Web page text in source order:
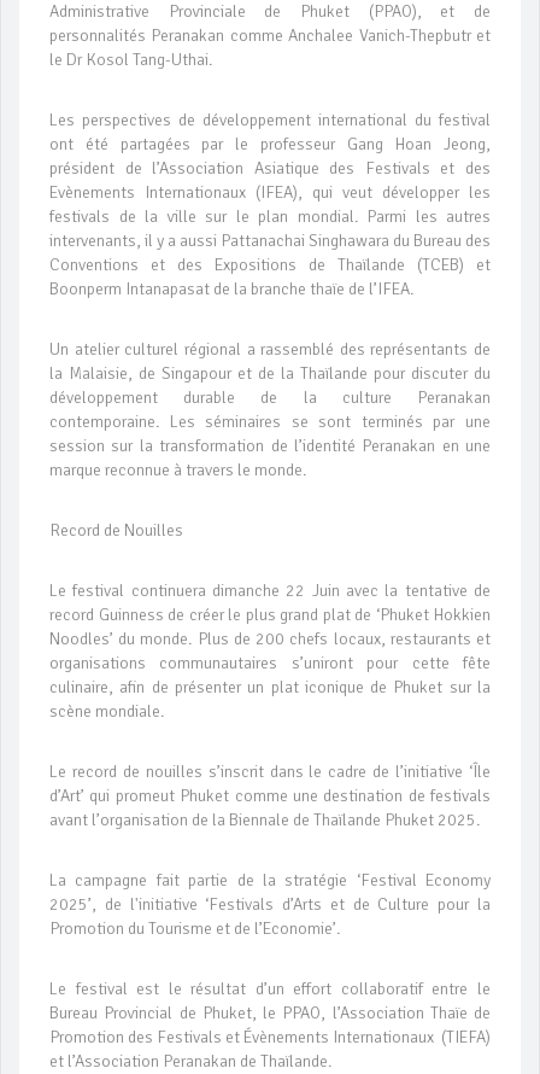
Administrative Provinciale de Phuket (PPAO), et de
personnalités Peranakan comme Anchalee Vanich-Thepbutr et
le Dr Kosol Tang-Uthai.
Les perspectives de développement international du festival
ont été partagées par le professeur Gang Hoan Jeong,
président de l’Association Asiatique des Festivals et des
Evènements Internationaux (IFEA), qui veut développer les
festivals de la ville sur le plan mondial. Parmi les autres
intervenants, il y a aussi Pattanachai Singhawara du Bureau des
Conventions et des Expositions de Thaïlande (TCEB) et
Boonperm Intanapasat de la branche thaïe de l’IFEA.
Un atelier culturel régional a rassemblé des représentants de
la Malaisie, de Singapour et de la Thaïlande pour discuter du
développement durable de la culture Peranakan
contemporaine. Les séminaires se sont terminés par une
session sur la transformation de l’identité Peranakan en une
marque reconnue à travers le monde.
Record de Nouilles
Le festival continuera dimanche 22 Juin avec la tentative de
record Guinness de créer le plus grand plat de ‘Phuket Hokkien
Noodles’ du monde. Plus de 200 chefs locaux, restaurants et
organisations communautaires s’uniront pour cette fête
culinaire, afin de présenter un plat iconique de Phuket sur la
scène mondiale.
Le record de nouilles s’inscrit dans le cadre de l’initiative ‘Île
d’Art’ qui promeut Phuket comme une destination de festivals
avant l’organisation de la Biennale de Thaïlande Phuket 2025.
La campagne fait partie de la stratégie ‘Festival Economy
2025’, de l'initiative ‘Festivals d’Arts et de Culture pour la
Promotion du Tourisme et de l’Economie’.
Le festival est le résultat d’un effort collaboratif entre le
Bureau Provincial de Phuket, le PPAO, l’Association Thaïe de
Promotion des Festivals et Évènements Internationaux (TIEFA)
et l’Association Peranakan de Thaïlande.